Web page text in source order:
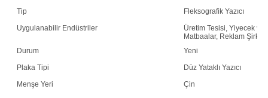
Tip
Fleksografik Yazıcı
Uygulanabilir Endüstriler
Üretim Tesisi, Yiyecek ve
Matbaalar, Reklam Şirketi
Durum
Yeni
Plaka Tipi
Düz Yataklı Yazıcı
Menşe Yeri
Çin